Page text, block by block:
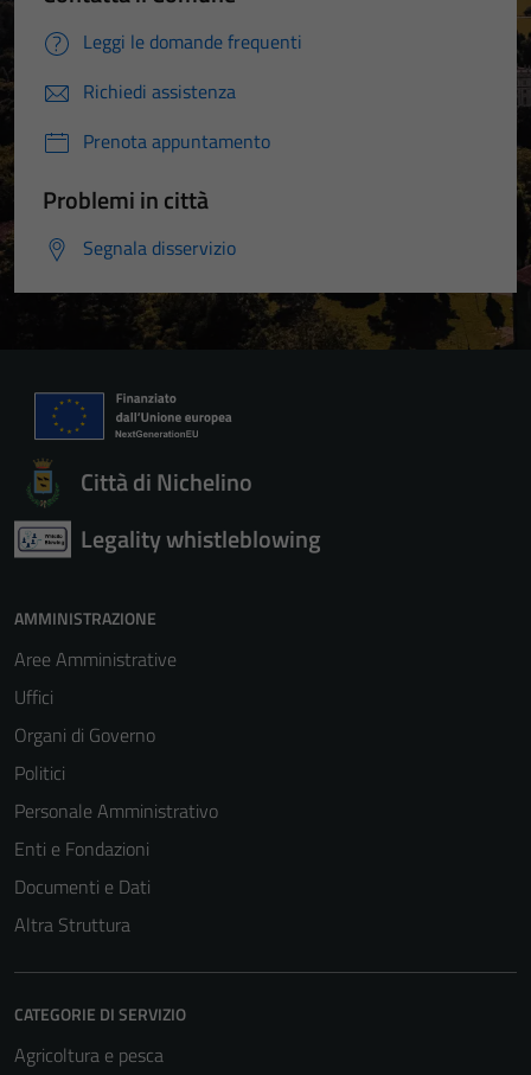
Leggi le domande frequenti
Richiedi assistenza
Prenota appuntamento
Problemi in città
Segnala disservizio
Città di Nichelino
Legality whistleblowing
AMMINISTRAZIONE
Aree Amministrative
Uffici
Organi di Governo
Politici
Personale Amministrativo
Enti e Fondazioni
Documenti e Dati
Altra Struttura
CATEGORIE DI SERVIZIO
Agricoltura e pesca